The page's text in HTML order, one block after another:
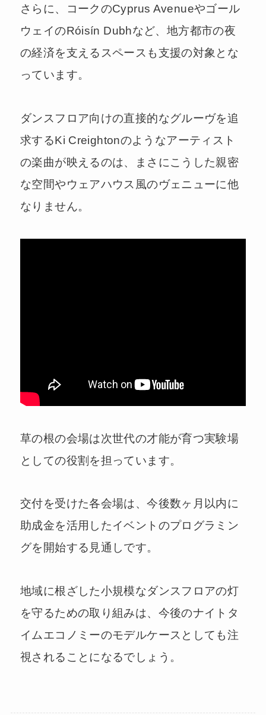
さらに、コークのCyprus Avenueやゴール
ウェイのRóisín Dubhなど、地方都市の夜
の経済を支えるスペースも支援の対象とな
っています。
ダンスフロア向けの直接的なグルーヴを追
求するKi Creightonのようなアーティスト
の楽曲が映えるのは、まさにこうした親密
な空間やウェアハウス風のヴェニューに他
なりません。
草の根の会場は次世代の才能が育つ実験場
としての役割を担っています。
交付を受けた各会場は、今後数ヶ月以内に
助成金を活用したイベントのプログラミン
グを開始する見通しです。
地域に根ざした小規模なダンスフロアの灯
を守るための取り組みは、今後のナイトタ
イムエコノミーのモデルケースとしても注
視されることになるでしょう。